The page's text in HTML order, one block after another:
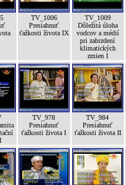
TV_1006
Presiahnuť
ťažkosti života IX
TV_1009
Dôležitá úloha
vodcov a médií
pri zabrzdení
klimatických
zmien I
TV_978
Presiahnuť
ťažkosti života I
TV_984
Presiahnuť
ťažkosti života II